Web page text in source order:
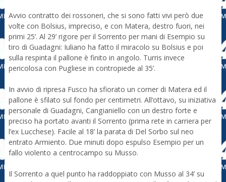
Avvio contratto dei rossoneri, che si sono fatti vivi però due
volte con Bolsius, impreciso, e con Matera, destro fuori, nei
primi 25’. Al 29’ rigore per il Sorrento per mani di Esempio su
tiro di Guadagni: Iuliano ha fatto il miracolo su Bolsius e poi
sulla respinta il pallone è finito in angolo. Turris invece
pericolosa con Pugliese in contropiede al 35’.
In avvio di ripresa Fusco ha sfiorato un corner di Matera ed il
pallone è sfilato sul fondo per centimetri. All’ottavo, su iniziativa
personale di Guadagni, Cangianiello con un destro forte e
preciso ha portato avanti il Sorrento (prima rete in carriera per
l’ex Lucchese). Facile al 18’ la parata di Del Sorbo sul neo
entrato Armiento. Due minuti dopo espulso Esempio per un
fallo violento a centrocampo su Musso.
Il Sorrento a quel punto ha raddoppiato con Musso al 34’ su